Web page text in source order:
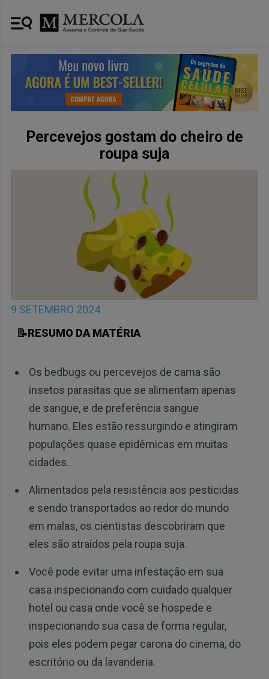
Percevejos gostam do cheiro de
roupa suja
9 SETEMBRO 2024
📝RESUMO DA MATÉRIA
Os bedbugs ou percevejos de cama são
insetos parasitas que se alimentam apenas
de sangue, e de preferência sangue
humano. Eles estão ressurgindo e atingiram
populações quase epidêmicas em muitas
cidades.
Alimentados pela resistência aos pesticidas
e sendo transportados ao redor do mundo
em malas, os cientistas descobriram que
eles são atraídos pela roupa suja.
Você pode evitar uma infestação em sua
casa inspecionando com cuidado qualquer
hotel ou casa onde você se hospede e
inspecionando sua casa de forma regular,
pois eles podem pegar carona do cinema, do
escritório ou da lavanderia.